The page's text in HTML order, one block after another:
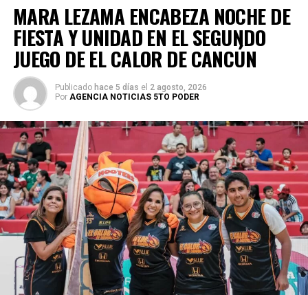
En concordancia con elNuevo Acuerdo por el Bienestar
y Desarrollo, impulsado por la gobernadora Mara Lezama
Espinosa, ambas instituciones coincidieron en que la
educación y el deporte deben caminar de la mano para
garantizar que las y los jóvenes cuenten con herramientas
que fortalezcan su crecimiento físico, emocional y social.
Arzate Hop destacó que el objetivo es que el deporte sea
una prioridad dentro de la vida estudiantil, por lo que se
MARA LEZAMA ENCABEZA NOCHE DE
FIESTA Y UNIDAD EN EL SEGUNDO
JUEGO DE EL CALOR DE CANCÚN
Publicado hace 5 días el 2 agosto, 2026
Por AGENCIA NOTICIAS 5TO PODER